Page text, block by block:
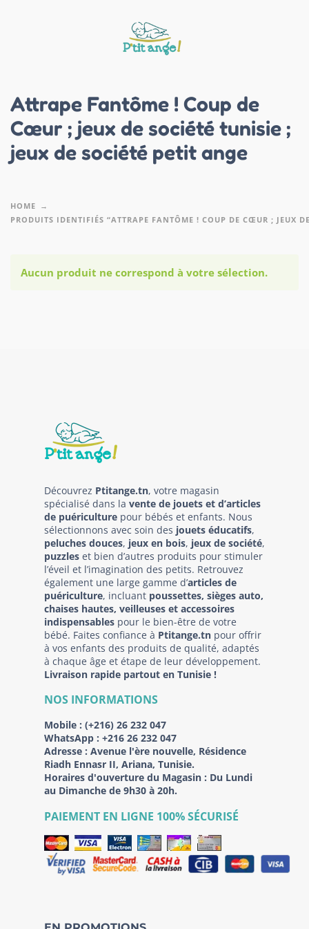
Attrape Fantôme ! Coup de
Cœur ; jeux de société tunisie ;
jeux de société petit ange
HOME
PRODUITS IDENTIFIÉS “ATTRAPE FANTÔME ! COUP DE CŒUR ; JEUX
Aucun produit ne correspond à votre sélection.
Découvrez Ptitange.tn, votre magasin
spécialisé dans la vente de jouets et d’articles
de puériculture pour bébés et enfants. Nous
sélectionnons avec soin des jouets éducatifs,
peluches douces, jeux en bois, jeux de société,
puzzles et bien d’autres produits pour stimuler
l’éveil et l’imagination des petits. Retrouvez
également une large gamme d’articles de
puériculture, incluant poussettes, sièges auto,
chaises hautes, veilleuses et accessoires
indispensables pour le bien-être de votre
bébé. Faites confiance à Ptitange.tn pour offrir
à vos enfants des produits de qualité, adaptés
à chaque âge et étape de leur développement.
Livraison rapide partout en Tunisie !
NOS INFORMATIONS
Mobile : (+216) 26 232 047
WhatsApp : +216 26 232 047
Adresse : Avenue l'ère nouvelle, Résidence
Riadh Ennasr II, Ariana, Tunisie.
Horaires d'ouverture du Magasin : Du Lundi
au Dimanche de 9h30 à 20h.
PAIEMENT EN LIGNE 100% SÉCURISÉ